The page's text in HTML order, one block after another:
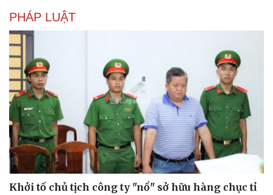
PHÁP LUẬT
Khởi tố chủ tịch công ty "nổ" sở hữu hàng chục tỉ